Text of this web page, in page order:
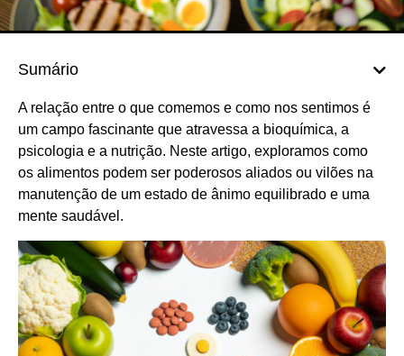
Sumário
A relação entre o que comemos e como nos sentimos é
um campo fascinante que atravessa a bioquímica, a
psicologia e a nutrição. Neste artigo, exploramos como
os alimentos podem ser poderosos aliados ou vilões na
manutenção de um estado de ânimo equilibrado e uma
mente saudável.